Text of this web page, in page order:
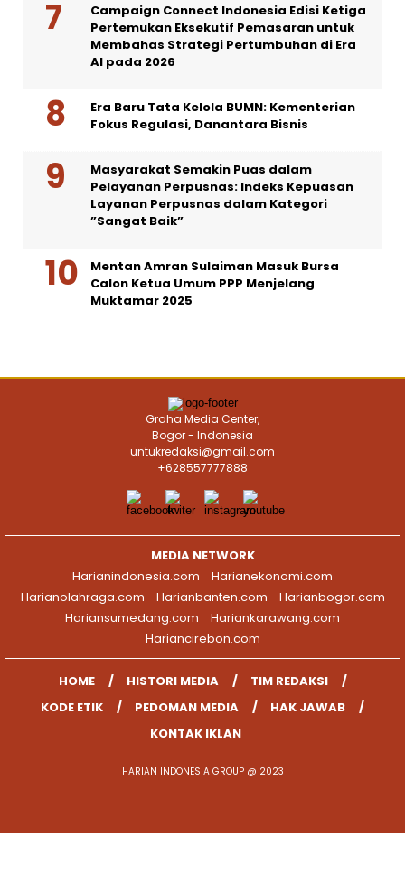
Campaign Connect Indonesia Edisi Ketiga
Pertemukan Eksekutif Pemasaran untuk
Membahas Strategi Pertumbuhan di Era
AI pada 2026
Era Baru Tata Kelola BUMN: Kementerian
Fokus Regulasi, Danantara Bisnis
Masyarakat Semakin Puas dalam
Pelayanan Perpusnas: Indeks Kepuasan
Layanan Perpusnas dalam Kategori
”Sangat Baik”
Mentan Amran Sulaiman Masuk Bursa
Calon Ketua Umum PPP Menjelang
Muktamar 2025
Graha Media Center,
Bogor - Indonesia
untukredaksi@gmail.com
+628557777888
MEDIA NETWORK
Harianindonesia.com
Harianekonomi.com
Harianolahraga.com
Harianbanten.com
Harianbogor.com
Hariansumedang.com
Hariankarawang.com
Hariancirebon.com
HOME HISTORI MEDIA
TIM REDAKSI
KODE ETIK
PEDOMAN MEDIA
HAK JAWAB
KONTAK IKLAN
HARIAN INDONESIA GROUP @ 2023